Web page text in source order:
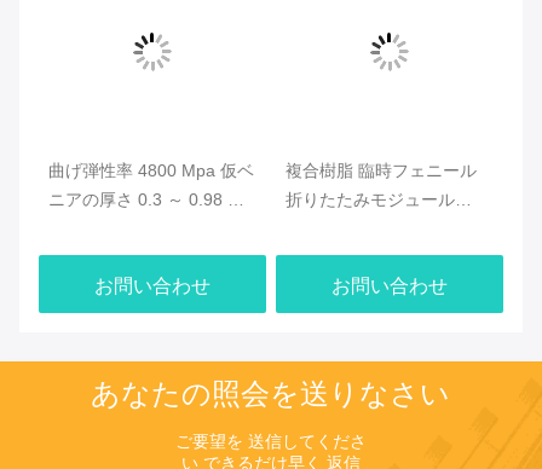
曲げ弾性率 4800 Mpa 仮ベ
ニアの厚さ 0.3 ～ 0.98 mm
されたダイレクトボンディ
お問い合わせ
複合樹脂 臨時フェニール
折りたたみモジュール
科ソリューションの一時的
な美容修復お問い合わせ
あなたの照会を送りなさい
ご要望を 送信してくださ
い できるだけ早く 返信